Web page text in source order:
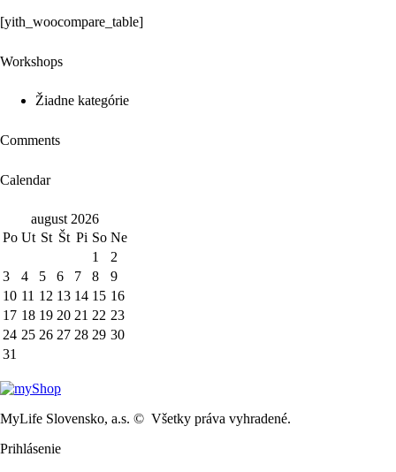
[yith_woocompare_table]
Workshops
Žiadne kategórie
Comments
Calendar
august 2026
Po Ut St Št Pi So Ne
1
2
3
4 5 6 7 8
9
10 11 12 13 14 15 16
17 18 19 20 21 22 23
24 25 26 27 28 29 30
31
MyLife Slovensko, a.s. © Všetky práva vyhradené.
Prihlásenie